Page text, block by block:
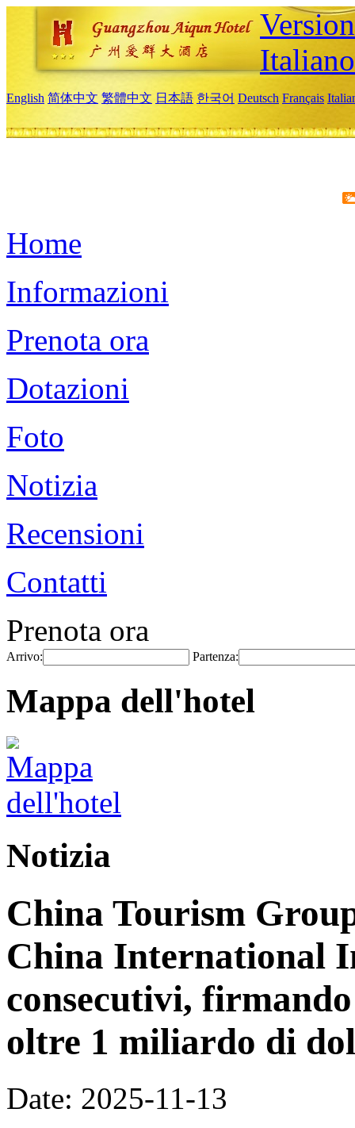
Italiano
English 简体中文 繁體中文 日本語 한국어 Deutsch Français
Home
Informazioni
Prenota ora
Dotazioni
Foto
Notizia
Recensioni
Contatti
Prenota ora
Arrivo: Partenza:
Mappa dell'hotel
Notizia
China Tourism
China International
consecutivi,
oltre 1 miliardo di
Date: 2025-11-13